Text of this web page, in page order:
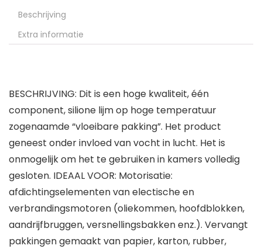
Beschrijving
Extra informatie
BESCHRIJVING: Dit is een hoge kwaliteit, één
component, silione lijm op hoge temperatuur
zogenaamde “vloeibare pakking”. Het product
geneest onder invloed van vocht in lucht. Het is
onmogelijk om het te gebruiken in kamers volledig
gesloten. IDEAAL VOOR: Motorisatie:
afdichtingselementen van electische en
verbrandingsmotoren (oliekommen, hoofdblokken,
aandrijfbruggen, versnellingsbakken enz.). Vervangt
pakkingen gemaakt van papier, karton, rubber,